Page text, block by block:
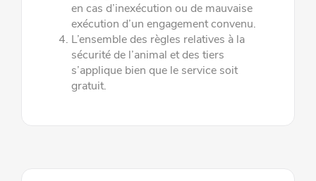
en cas d’inexécution ou de mauvaise
exécution d’un engagement convenu.
L’ensemble des règles relatives à la
sécurité de l’animal et des tiers
s’applique bien que le service soit
gratuit.